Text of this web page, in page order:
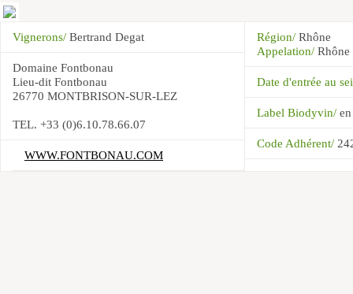
Vignerons/ Bertrand Degat
Domaine Fontbonau
Lieu-dit Fontbonau
26770 MONTBRISON-SUR-LEZ
TEL. +33 (0)6.10.78.66.07
WWW.FONTBONAU.COM
Région/ Rhône
Appelation/ Rhône
Date d'entrée au
Label Biodyvin/
Code Adhérent/